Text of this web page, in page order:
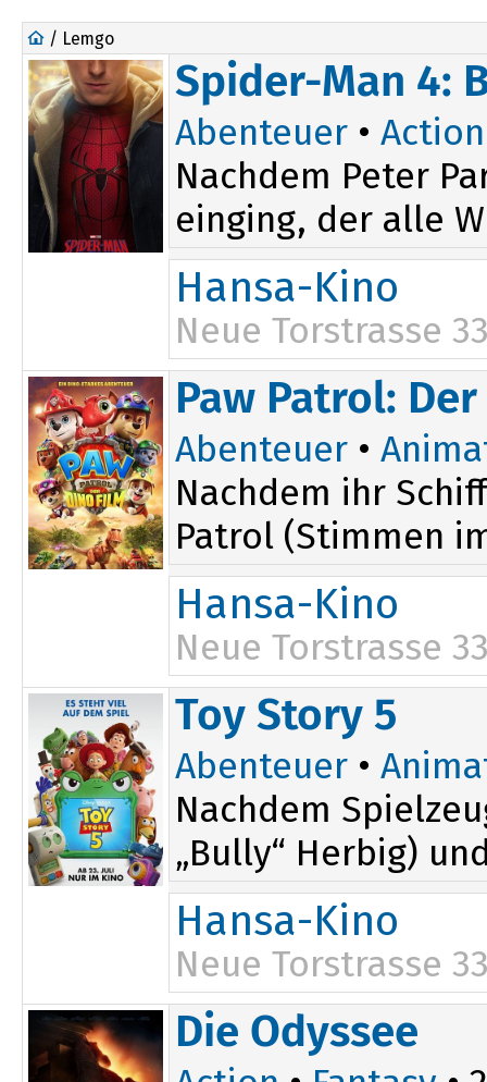
/ Lemgo
Spider-Man 4:
Abenteuer • Action
Nachdem Peter
einging, der alle
Hansa-Kino
Neue Torstrasse
16:45
20:00
Paw Patrol:
Abenteuer •
Nachdem ihr
Patrol (Stimmen
Hansa-Kino
Neue Torstrasse
15:15
Toy Story 5
Abenteuer •
Nachdem
„Bully“ Herbig)
Hansa-Kino
Neue Torstrasse
17:15
Die Odyssee